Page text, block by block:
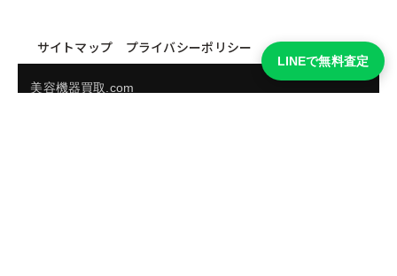
サイトマップ プライバシーポリシー
美容機器買取.com
LINEで無料査定